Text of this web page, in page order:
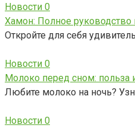
Новости 0
Хамон: Полное руководство
Откройте для себя
Новости 0
Молоко перед сном: польза
Любите молоко на ночь?
Новости 0